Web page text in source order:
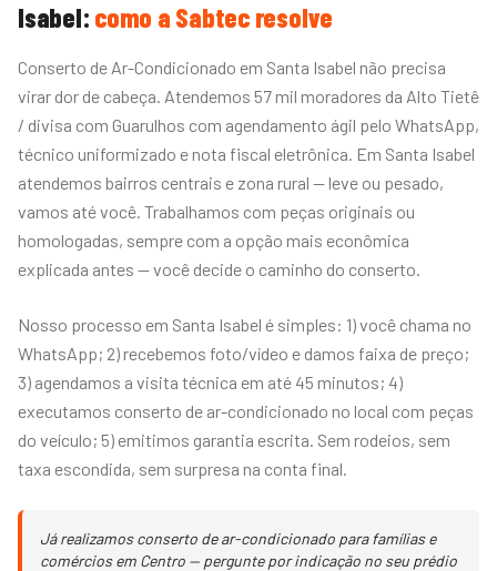
Isabel: como a Sabtec resolve
Conserto de Ar-Condicionado em Santa Isabel não precisa
virar dor de cabeça. Atendemos 57 mil moradores da Alto Tietê
/ divisa com Guarulhos com agendamento ágil pelo WhatsApp,
técnico uniformizado e nota fiscal eletrônica. Em Santa Isabel
atendemos bairros centrais e zona rural — leve ou pesado,
vamos até você. Trabalhamos com peças originais ou
homologadas, sempre com a opção mais econômica
explicada antes — você decide o caminho do conserto.
Nosso processo em Santa Isabel é simples: 1) você chama no
WhatsApp; 2) recebemos foto/vídeo e damos faixa de preço;
3) agendamos a visita técnica em até 45 minutos; 4)
executamos conserto de ar-condicionado no local com peças
do veículo; 5) emitimos garantia escrita. Sem rodeios, sem
taxa escondida, sem surpresa na conta final.
Já realizamos conserto de ar-condicionado para famílias e
comércios em Centro — pergunte por indicação no seu prédio